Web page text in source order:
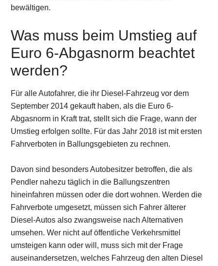
bewältigen.
Was muss beim Umstieg auf
Euro 6-Abgasnorm beachtet
werden?
Für alle Autofahrer, die ihr Diesel-Fahrzeug vor dem
September 2014 gekauft haben, als die Euro 6-
Abgasnorm in Kraft trat, stellt sich die Frage, wann der
Umstieg erfolgen sollte. Für das Jahr 2018 ist mit ersten
Fahrverboten in Ballungsgebieten zu rechnen.
Davon sind besonders Autobesitzer betroffen, die als
Pendler nahezu täglich in die Ballungszentren
hineinfahren müssen oder die dort wohnen. Werden die
Fahrverbote umgesetzt, müssen sich Fahrer älterer
Diesel-Autos also zwangsweise nach Alternativen
umsehen. Wer nicht auf öffentliche Verkehrsmittel
umsteigen kann oder will, muss sich mit der Frage
auseinandersetzen, welches Fahrzeug den alten Diesel